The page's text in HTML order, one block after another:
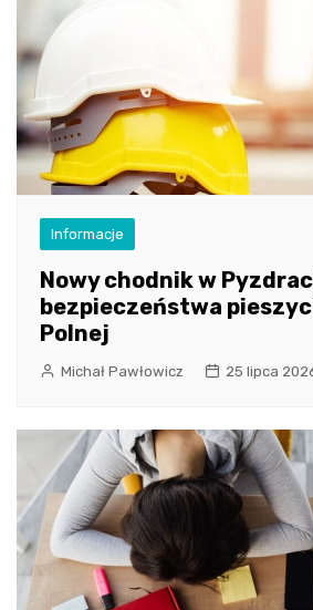
Informacje
Nowy chodnik w
bezpieczeństwa
Polnej
Michał Pawłowicz 25 lipca